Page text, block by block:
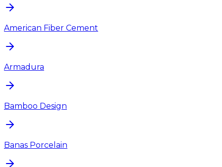
American Fiber Cement
Armadura
Bamboo Design
Banas Porcelain